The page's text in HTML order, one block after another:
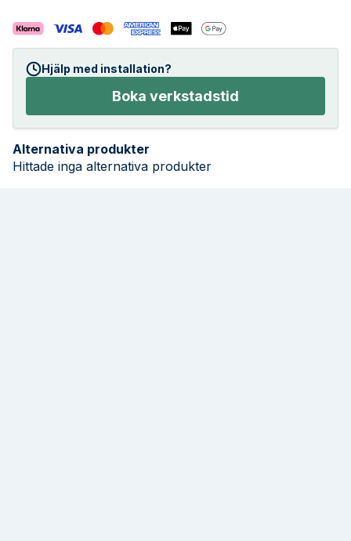
Hjälp med installation?
Boka verkstadstid
Alternativa produkter
Hittade inga alternativa produkter